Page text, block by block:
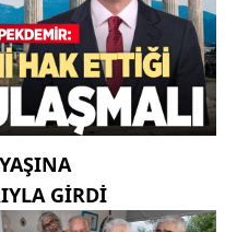
GIRDI